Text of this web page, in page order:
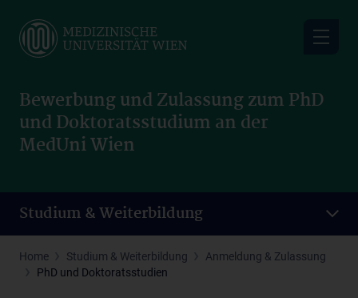
main
Bewerbung und Zulassung zum PhD
und Doktoratsstudium an der
MedUni Wien
Studium & Weiterbildung
Home Studium & Weiterbildung
Anmeldung & Zulassung
PhD und Doktoratsstudien